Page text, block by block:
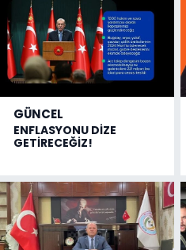
GÜNCEL
ENFLASYONU DİZE
GETİRECEĞİZ!